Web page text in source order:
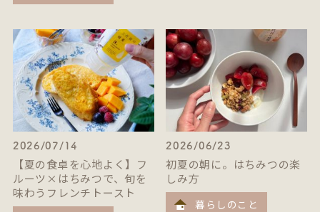
2026/07/14
【夏の食卓を心地よく】フ
ルーツ×はちみつで、旬を
味わうフレンチトースト
2026/06/23
初夏の朝に。はちみつの楽
しみ方
暮らしのこと